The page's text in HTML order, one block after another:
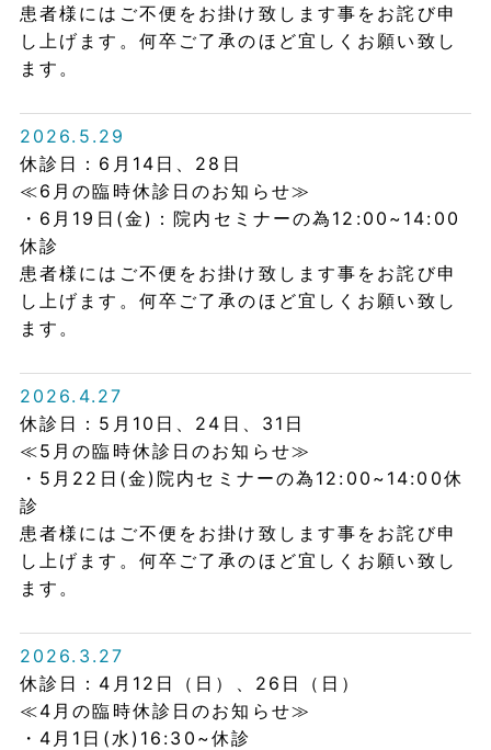
患者様にはご不便をお掛け致します事をお詫び申
し上げます。何卒ご了承のほど宜しくお願い致し
ます。
2026.5.29
休診日：6月14日、28日
≪6月の臨時休診日のお知らせ≫
・6月19日(金)：院内セミナーの為12:00~14:00
休診
患者様にはご不便をお掛け致します事をお詫び申
し上げます。何卒ご了承のほど宜しくお願い致し
ます。
2026.4.27
休診日：5月10日、24日、31日
≪5月の臨時休診日のお知らせ≫
・5月22日(金)院内セミナーの為12:00~14:00休
診
患者様にはご不便をお掛け致します事をお詫び申
し上げます。何卒ご了承のほど宜しくお願い致し
ます。
2026.3.27
休診日：4月12日（日）、26日（日）
≪4月の臨時休診日のお知らせ≫
・4月1日(水)16:30~休診